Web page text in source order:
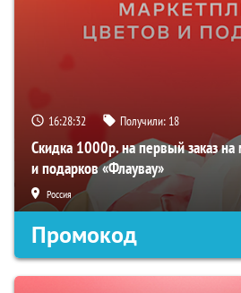
16:28:31 Получили: 18
Скидка 1000р. на первый заказ на
и подарков «Флаувау»
Россия
Промокод